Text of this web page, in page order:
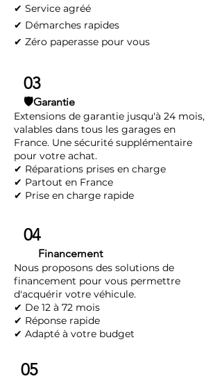
✔ Service agréé
✔ Démarches rapides
✔ Zéro paperasse pour vous
03
🛡️Garantie
Extensions de garantie jusqu'à 24 mois,
valables dans tous les garages en
France. Une sécurité supplémentaire
pour votre achat.
✔ Réparations prises en charge
✔ Partout en France
✔ Prise en charge rapide
04
Financement
Nous proposons des solutions de
financement pour vous permettre
d'acquérir votre véhicule.
✔ De 12 à 72 mois
✔ Réponse rapide
✔ Adapté à votre budget
05